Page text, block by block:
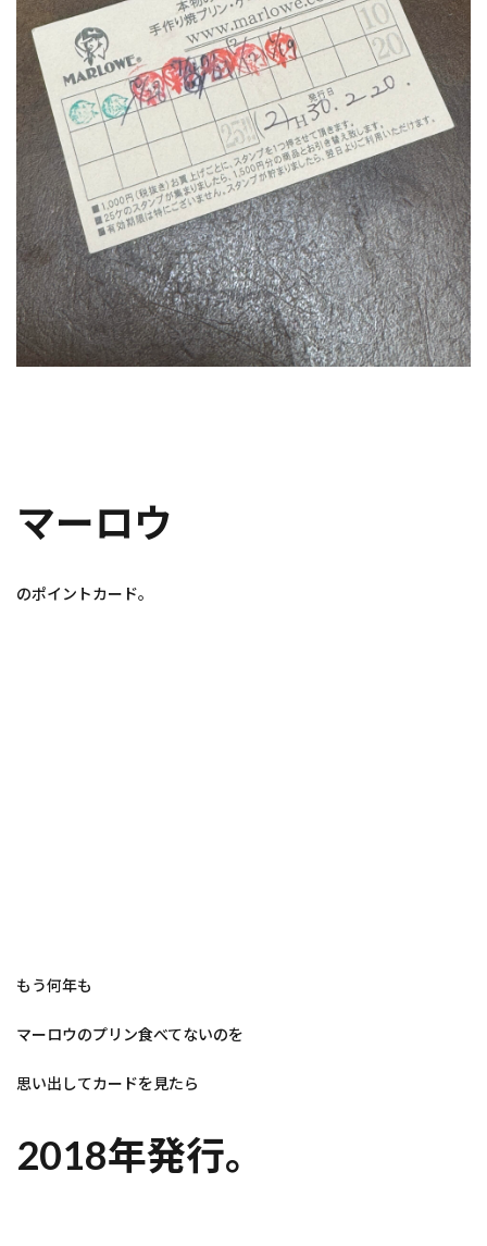
マーロウ
のポイントカード。
もう何年も
マーロウのプリン食べてないのを
思い出してカードを見たら
2018年発行。